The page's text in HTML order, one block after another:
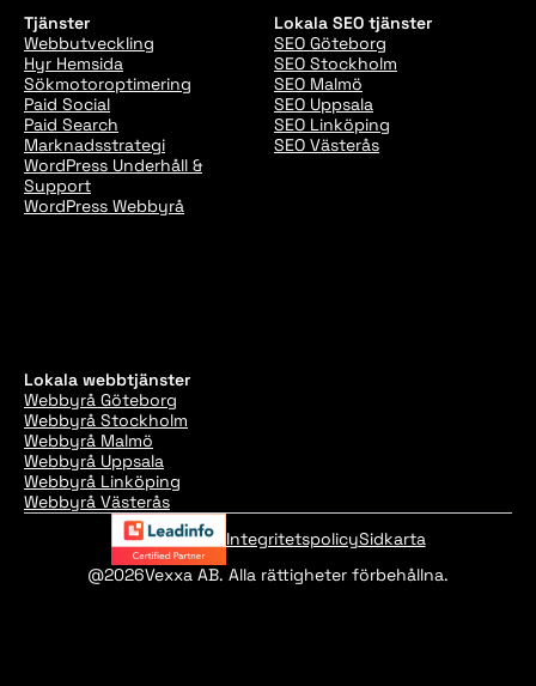
Tjänster
Webbutveckling
Hyr Hemsida
Sökmotoroptimering
Paid Social
Paid Search
Marknadsstrategi
WordPress Underhåll &
Support
WordPress Webbyrå
Lokala SEO tjänster
SEO Göteborg
SEO Stockholm
SEO Malmö
SEO Uppsala
SEO Linköping
SEO Västerås
Lokala webbtjänster
Webbyrå Göteborg
Webbyrå Stockholm
Webbyrå Malmö
Webbyrå Uppsala
Webbyrå Linköping
Webbyrå Västerås
IntegritetspolicySidkarta
@2026Vexxa AB. Alla rättigheter förbehållna.